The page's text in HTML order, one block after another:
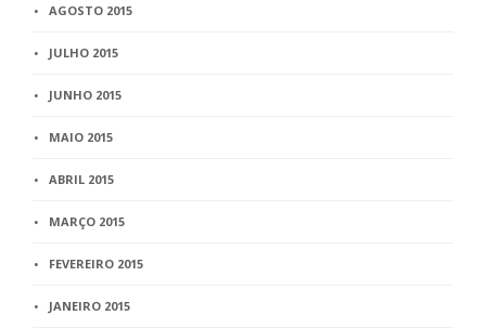
AGOSTO 2015
JULHO 2015
JUNHO 2015
MAIO 2015
ABRIL 2015
MARÇO 2015
FEVEREIRO 2015
JANEIRO 2015